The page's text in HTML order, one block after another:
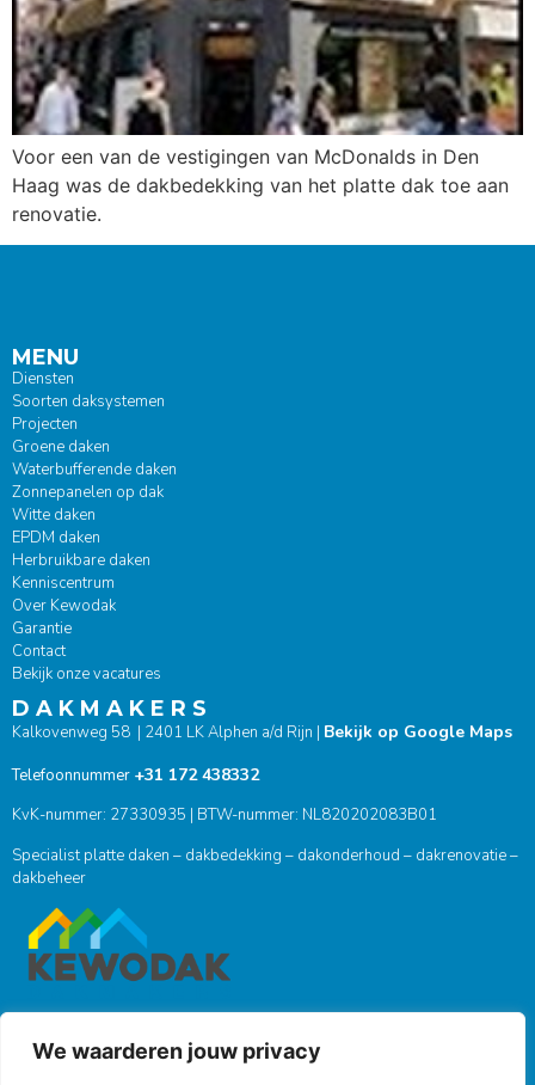
We waarderen jouw privacy
Voor een van de vestigingen van McDonalds in Den
Haag was de dakbedekking van het platte dak toe aan
renovatie.
MENU
Diensten
Soorten daksystemen
Projecten
Groene daken
Waterbufferende daken
Zonnepanelen op dak
Witte daken
EPDM daken
Herbruikbare daken
Kenniscentrum
Over Kewodak
Garantie
Contact
Bekijk onze vacatures
D A K M A K E R S
Kalkovenweg 58 | 2401 LK Alphen a/d Rijn | Bekijk op Google Maps
Telefoonnummer +31 172 438332
KvK-nummer: 27330935 | BTW-nummer: NL820202083B01
Specialist platte daken – dakbedekking – dakonderhoud – dakrenovatie –
dakbeheer
ONZE SOCIALS